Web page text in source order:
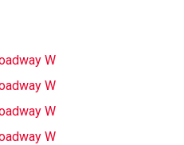
W
W
W
W